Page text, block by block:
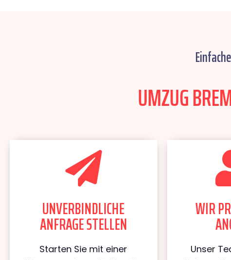
UMZUG
UNVERBINDLICHE
ANFRAGE STELLEN
Starten Sie mit einer
WIR
Unser